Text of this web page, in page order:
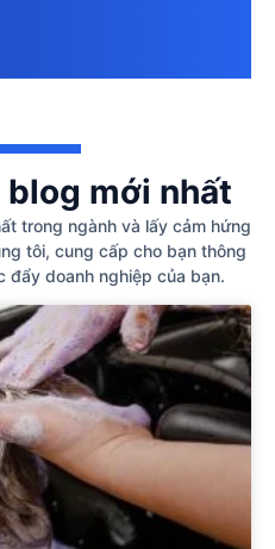
blog mới nhất
trong ngành và lấy cảm hứng
tôi, cung cấp cho bạn thông
đẩy doanh nghiệp của bạn.